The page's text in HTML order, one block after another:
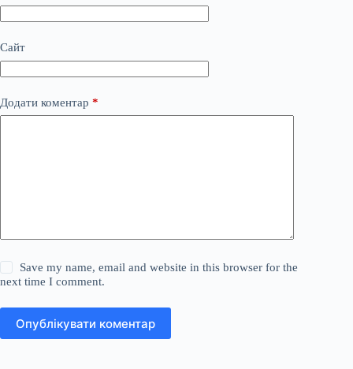
Сайт
Додати коментар *
Save my name, email and website in this browser for the
next time I comment.
Опублікувати коментар